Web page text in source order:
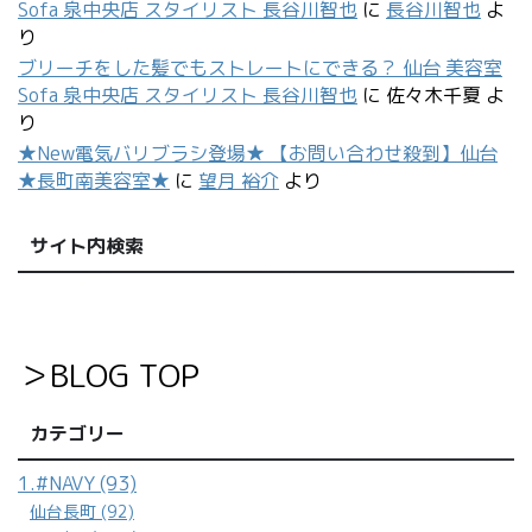
Sofa 泉中央店 スタイリスト 長谷川智也 に 長谷川智也 よ
り
ブリーチをした髪でもストレートにできる？ 仙台 美容室
Sofa 泉中央店 スタイリスト 長谷川智也 に 佐々木千夏 よ
り
★New電気バリブラシ登場★ 【お問い合わせ殺到】仙台
★長町南美容室★ に 望月 裕介 より
サイト内検索
＞BLOG TOP
カテゴリー
1.#NAVY (93)
仙台長町 (92)